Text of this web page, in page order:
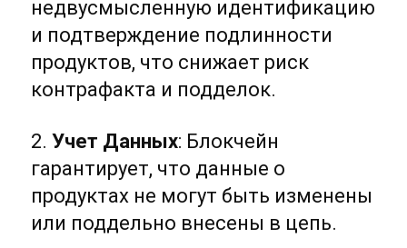
недвусмысленную идентификацию
и подтверждение подлинности
продуктов, что снижает риск
контрафакта и подделок.
2. Учет Данных: Блокчейн
гарантирует, что данные о
продуктах не могут быть изменены
или поддельно внесены в цепь.